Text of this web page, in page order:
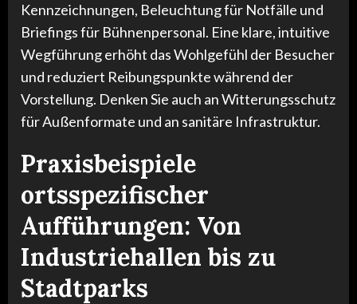
Kennzeichnungen, Beleuchtung für Notfälle und
Briefings für Bühnenpersonal. Eine klare, intuitive
Wegführung erhöht das Wohlgefühl der Besucher
und reduziert Reibungspunkte während der
Vorstellung. Denken Sie auch an Witterungsschutz
für Außenformate und an sanitäre Infrastruktur.
Praxisbeispiele
ortsspezifischer
Aufführungen: Von
Industriehallen bis zu
Stadtparks